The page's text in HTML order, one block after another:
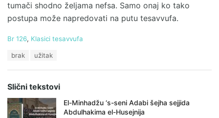
tumači shodno željama nefsa. Samo onaj ko tako
postupa može napredovati na putu tesavvufa.
C
o
r
i
e
Br 126, Klasici tesavvufa
:
brak užitak
Slični tekstovi
El-Minhadžu ‘s-seni Adabi šejha sejjida
Abdulhakima el-Husejnija